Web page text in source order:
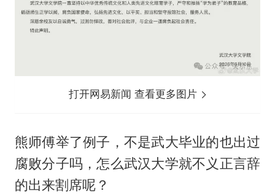
打开网易新闻 查看更多图片
熊师傅举了例子，不是武大毕业的也出过
腐败分子吗，怎么武汉大学就不义正言辞
的出来割席呢？